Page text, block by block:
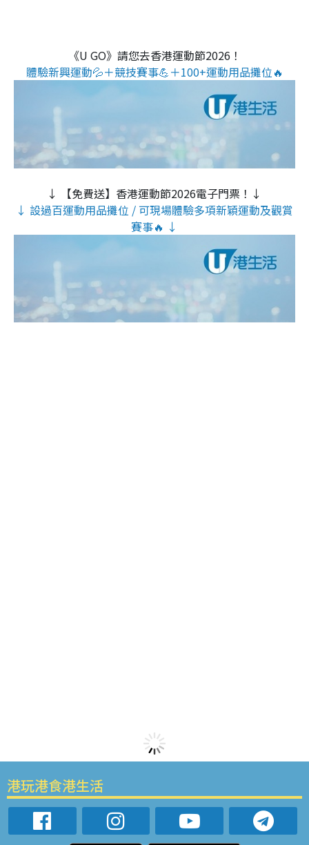
《U GO》請您去香港運動節2026！
體驗新興運動💦＋競技賽事💪＋100+運動用品攤位🔥
↓ 【免費送】香港運動節2026電子門票！↓
↓ 設過百運動用品攤位 / 可現場體驗多項新穎運動及觀賞
賽事🔥 ↓
港玩港食港生活